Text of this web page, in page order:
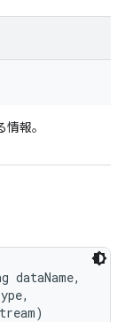
報。
dataName,